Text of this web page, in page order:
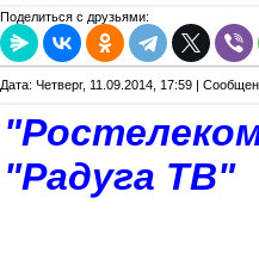
Поделиться с друзьями:
Дата: Четверг, 11.09.2014, 17:59 |
"Радуга ТВ"